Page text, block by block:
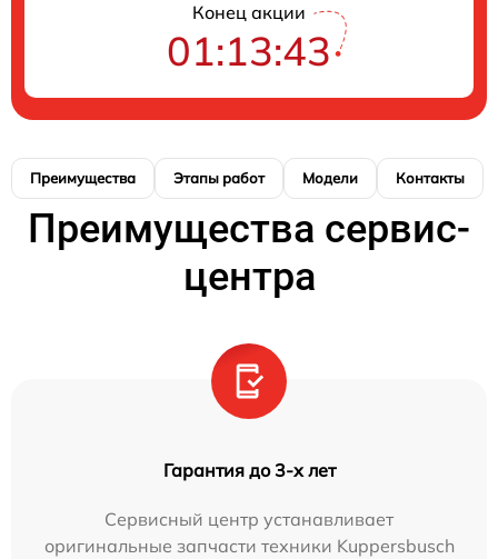
Конец акции
01:13:42
Преимущества Этапы работ Модели Контакты
Преимущества сервис-
центра
Гарантия до 3-х лет
Сервисный центр устанавливает
оригинальные запчасти техники Kuppersbusch